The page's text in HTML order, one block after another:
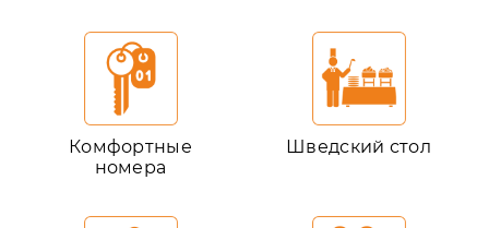
Комфортные
номера
Шведский стол